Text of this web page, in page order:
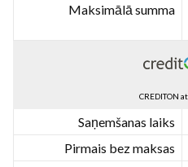
Maksimālā summa
CREDITON
Saņemšanas laiks
Pirmais bez maksas